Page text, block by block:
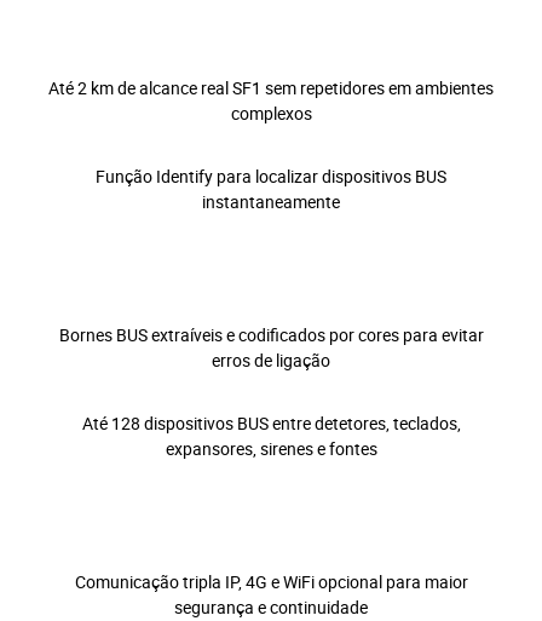
Até 2 km de alcance real SF1 sem repetidores em ambientes
complexos
Função Identify para localizar dispositivos BUS
instantaneamente
Bornes BUS extraíveis e codificados por cores para evitar
erros de ligação
Até 128 dispositivos BUS entre detetores, teclados,
expansores, sirenes e fontes
Comunicação tripla IP, 4G e WiFi opcional para maior
segurança e continuidade